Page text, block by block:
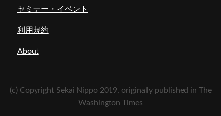
セミナー・イベント
利用規約
About
(c) Copyright Sekai Nippo 2019, originally published in The
Washington Times